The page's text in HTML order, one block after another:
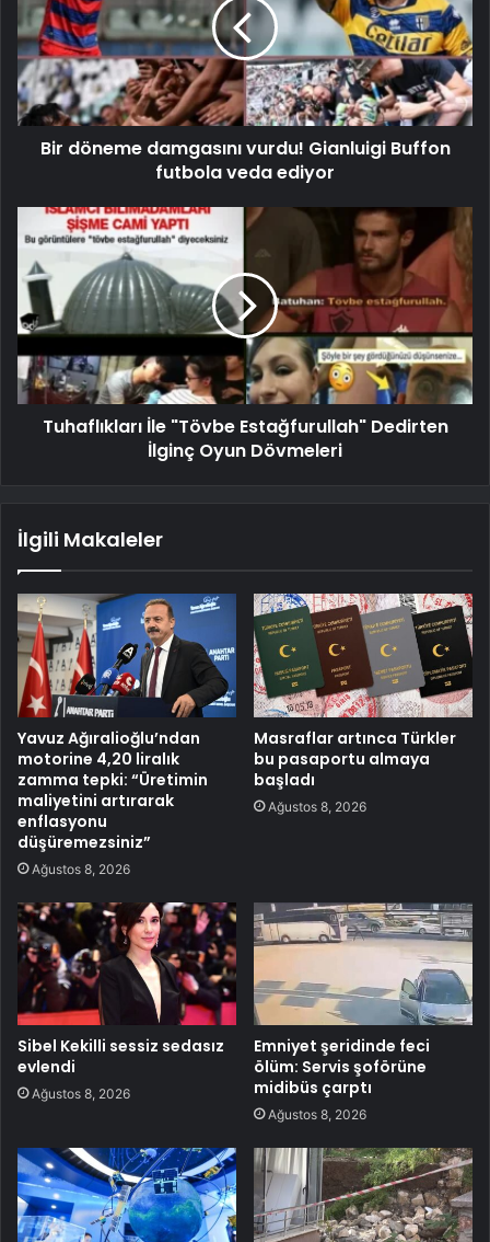
Bir döneme damgasını vurdu! Gianluigi Buffon
futbola veda ediyor
Tuhaflıkları İle "Tövbe Estağfurullah" Dedirten
İlginç Oyun Dövmeleri
İlgili Makaleler
Yavuz Ağıralioğlu’ndan
motorine 4,20 liralık
zamma tepki: “Üretimin
maliyetini artırarak
enflasyonu
düşüremezsiniz”
Ağustos 8, 2026
Masraflar artınca Türkler
bu pasaportu almaya
başladı
Ağustos 8, 2026
Sibel Kekilli sessiz sedasız
evlendi
Ağustos 8, 2026
Emniyet şeridinde feci
ölüm: Servis şoförüne
midibüs çarptı
Ağustos 8, 2026